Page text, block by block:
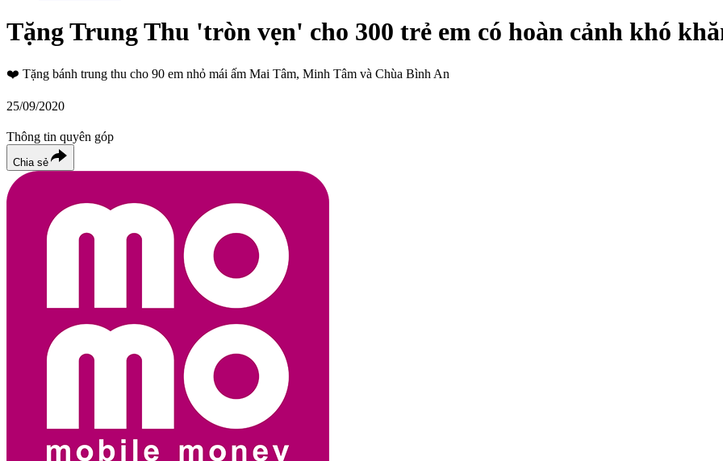
Tặng Trung Thu 'tròn vẹn' cho 300 trẻ em có hoàn cảnh khó
❤️ Tặng bánh trung thu cho 90 em nhỏ mái ấm Mai Tâm, Minh Tâm và Chùa Bình An
25/09/2020
Thông tin quyên góp
Chia sẻ